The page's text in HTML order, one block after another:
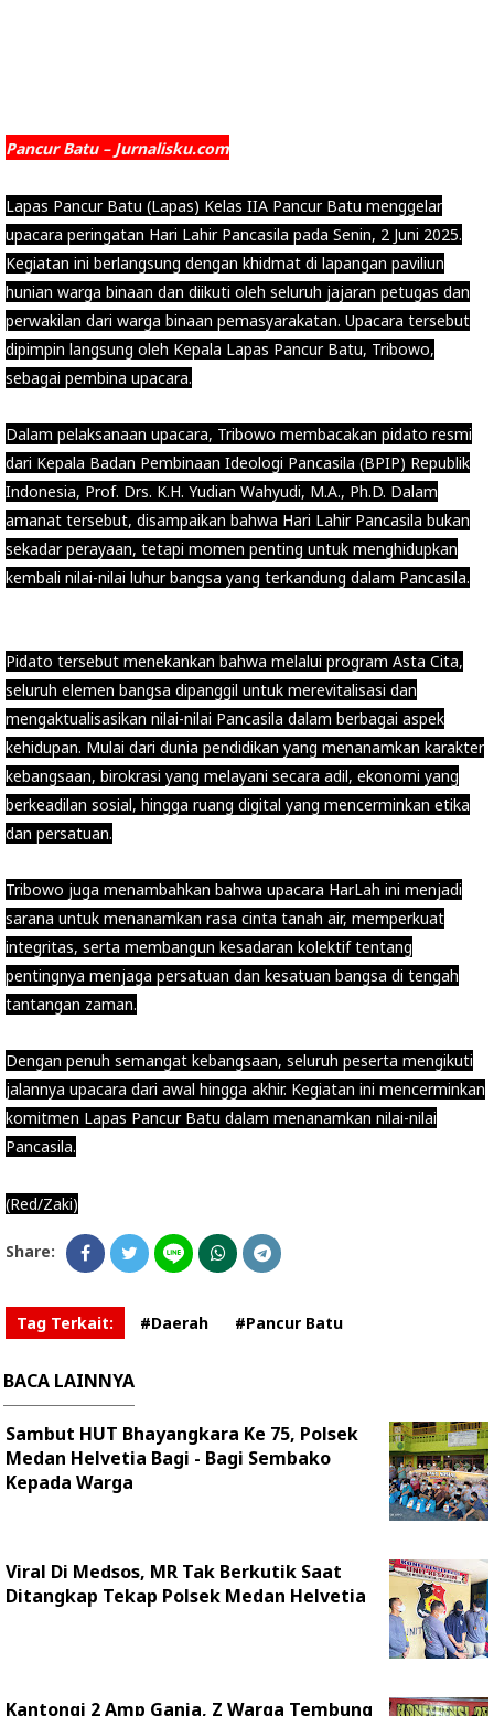
Pancur Batu – Jurnalisku.com
Lapas Pancur Batu (Lapas) Kelas IIA Pancur Batu menggelar
upacara peringatan Hari Lahir Pancasila pada Senin, 2 Juni 2025.
Kegiatan ini berlangsung dengan khidmat di lapangan paviliun
hunian warga binaan dan diikuti oleh seluruh jajaran petugas dan
perwakilan dari warga binaan pemasyarakatan. Upacara tersebut
dipimpin langsung oleh Kepala Lapas Pancur Batu, Tribowo,
sebagai pembina upacara.
Dalam pelaksanaan upacara, Tribowo membacakan pidato resmi
dari Kepala Badan Pembinaan Ideologi Pancasila (BPIP) Republik
Indonesia, Prof. Drs. K.H. Yudian Wahyudi, M.A., Ph.D. Dalam
amanat tersebut, disampaikan bahwa Hari Lahir Pancasila bukan
sekadar perayaan, tetapi momen penting untuk menghidupkan
kembali nilai-nilai luhur bangsa yang terkandung dalam Pancasila.
Pidato tersebut menekankan bahwa melalui program Asta Cita,
seluruh elemen bangsa dipanggil untuk merevitalisasi dan
mengaktualisasikan nilai-nilai Pancasila dalam berbagai aspek
kehidupan. Mulai dari dunia pendidikan yang menanamkan karakter
kebangsaan, birokrasi yang melayani secara adil, ekonomi yang
berkeadilan sosial, hingga ruang digital yang mencerminkan etika
dan persatuan.
Tribowo juga menambahkan bahwa upacara HarLah ini menjadi
sarana untuk menanamkan rasa cinta tanah air, memperkuat
integritas, serta membangun kesadaran kolektif tentang
pentingnya menjaga persatuan dan kesatuan bangsa di tengah
tantangan zaman.
Dengan penuh semangat kebangsaan, seluruh peserta mengikuti
jalannya upacara dari awal hingga akhir. Kegiatan ini mencerminkan
komitmen Lapas Pancur Batu dalam menanamkan nilai-nilai
Pancasila.
(Red/Zaki)
Share:
Tag Terkait: #Daerah #Pancur Batu
BACA LAINNYA
Sambut HUT Bhayangkara Ke 75, Polsek
Medan Helvetia Bagi - Bagi Sembako
Kepada Warga
Viral Di Medsos, MR Tak Berkutik Saat
Ditangkap Tekap Polsek Medan Helvetia
Kantongi 2 Amp Ganja, Z Warga Tembung